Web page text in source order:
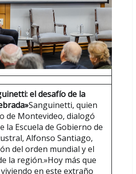
el desafío de la
Sanguinetti, quien
de Montevideo, dialogó
la Escuela de Gobierno de
Alfonso Santiago,
del orden mundial y el
la región.»Hoy más que
en este extraño